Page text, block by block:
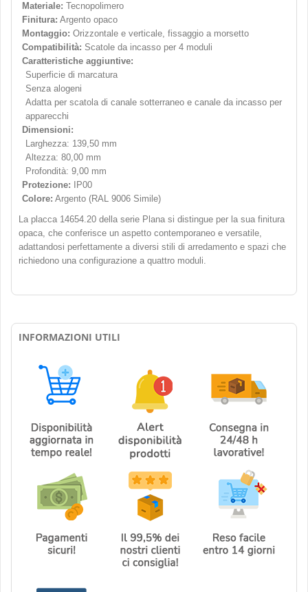
Materiale: Tecnopolimero
Finitura: Argento opaco
Montaggio: Orizzontale e verticale, fissaggio a morsetto
Compatibilità: Scatole da incasso per 4 moduli
Caratteristiche aggiuntive:
Superficie di marcatura
Senza alogeni
Adatta per scatola di canale sotterraneo e canale da incasso per
apparecchi
Dimensioni:
Larghezza: 139,50 mm
Altezza: 80,00 mm
Profondità: 9,00 mm
Protezione: IP00
Colore: Argento (RAL 9006 Simile)
La placca 14654.20 della serie Plana si distingue per la sua finitura
opaca, che conferisce un aspetto contemporaneo e versatile,
adattandosi perfettamente a diversi stili di arredamento e spazi che
richiedono una configurazione a quattro moduli.
INFORMAZIONI UTILI